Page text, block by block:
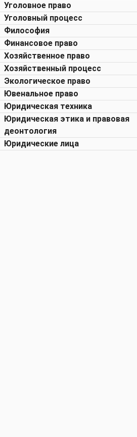
Уголовное право
Уголовный процесс
Философия
Финансовое право
Хозяйственное право
Хозяйственный процесс
Экологическое право
Ювенальное право
Юридическая техника
Юридическая этика и правовая
деонтология
Юридические лица